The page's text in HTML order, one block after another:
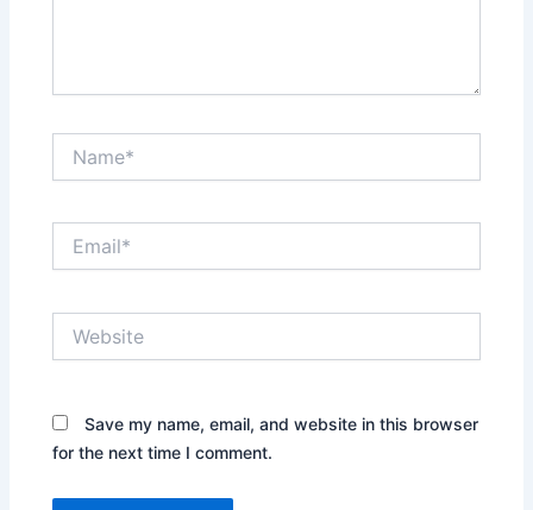
Save my name, email, and website in this browser
for the next time I comment.